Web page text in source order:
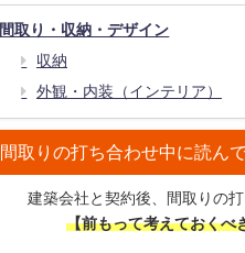
間取り・収納・デザイン
収納
外観・内装（インテリア）
間取りの打ち合わせ中に読ん
建築会社と契約後、間取りの
【前もって考えておくべ